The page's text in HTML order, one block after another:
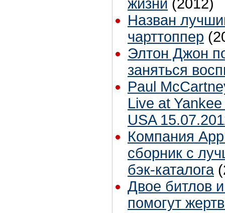
жизни (2012)
Назван
чарттоппер
Элтон Джон
заняться
Paul
Live at
USA
Компания
сборник с
бэк-каталога
Двое битлов
помогут